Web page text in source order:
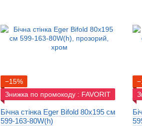
−15%
Знижка по промокоду : FAVORIT
Бічна стінка Eger Bifold 80x195 см
599-163-80W(h)